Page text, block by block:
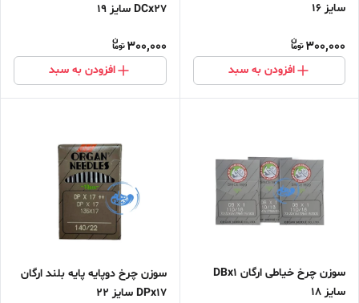
سایز 16
300,000
افزودن به سبد
DCx27 سایز ۱۹
300,000
افزودن به سبد
سوزن چرخ خیاطی ارگان DBx1
سایز 18
سوزن چرخ دوپایه پایه بلند ارگان
DPx17 سایز ۲۲